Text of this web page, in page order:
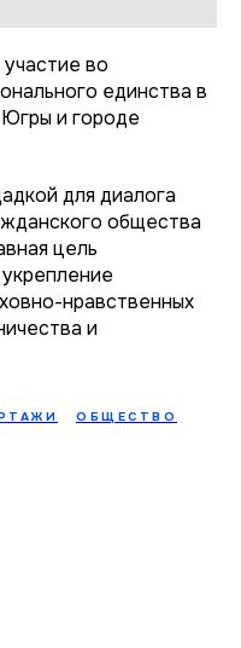
во
единства в
и городе
для диалога
общества
цель
нравственных
и
ОБЩЕСТВО